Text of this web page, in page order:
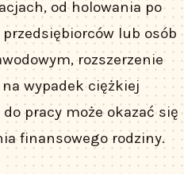
od holowania po
lub osób
rozszerzenie
wypadek ciężkiej
pracy może okazać się
finansowego rodziny.